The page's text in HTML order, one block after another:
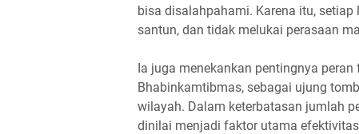
bisa disalahpahami. Karena itu,
santun, dan tidak melukai perasaan
Ia juga menekankan pentingnya
Bhabinkamtibmas, sebagai ujung
wilayah. Dalam keterbatasan jumlah
dinilai menjadi faktor utama